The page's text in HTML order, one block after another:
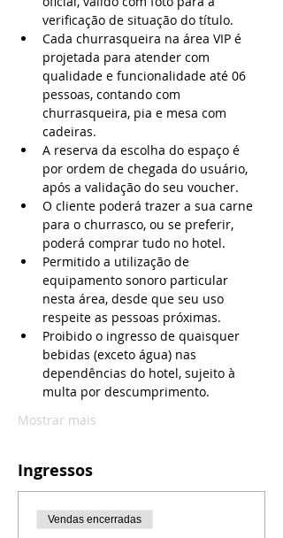
verificação de situação do título.
Cada churrasqueira na área VIP é
projetada para atender com
qualidade e funcionalidade até 06
pessoas, contando com
churrasqueira, pia e mesa com
cadeiras.
A reserva da escolha do espaço é
por ordem de chegada do usuário,
após a validação do seu voucher.
O cliente poderá trazer a sua carne
para o churrasco, ou se preferir,
poderá comprar tudo no hotel.
Permitido a utilização de
equipamento sonoro particular
nesta área, desde que seu uso
respeite as pessoas próximas.
Proibido o ingresso de quaisquer
bebidas (exceto água) nas
dependências do hotel, sujeito à
multa por descumprimento.
Mostrar mais
Ingressos
Vendas encerradas